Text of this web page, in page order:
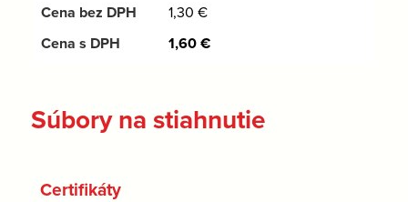
1,30 €
1,60€
Súbory na stiahnutie
Certifikáty